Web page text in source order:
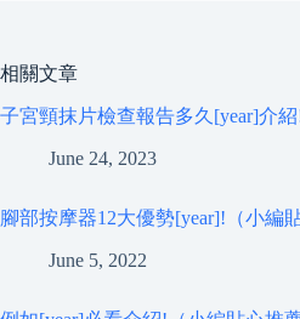
相關文章
子宮頸抹片檢查報告多久[year]介紹
June 24, 2023
腳部按摩器12大優勢[year]!（小編
June 5, 2022